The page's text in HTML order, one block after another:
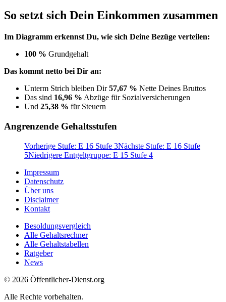
So setzt sich Dein Einkommen zusammen
Im Diagramm erkennst Du, wie sich Deine Bezüge verteilen:
100 % Grundgehalt
Das kommt netto bei Dir an:
Unterm Strich bleiben Dir57,67 % Nette Deines Bruttos
Das sind 16,96 % Abzüge für Sozialversicherungen
Und 25,38 % für Steuern
Angrenzende Gehaltsstufen
Vorherige Stufe: E 16 Stufe 3Nächste Stufe: E 16 Stufe
5Niedrigere Entgeltgruppe: E 15 Stufe 4
Impressum
Datenschutz
Über uns
Disclaimer
Kontakt
Besoldungsvergleich
Alle Gehaltsrechner
Alle Gehaltstabellen
Ratgeber
News
© 2026 Öffentlicher-Dienst.org
Alle Rechte vorbehalten.